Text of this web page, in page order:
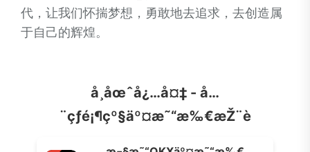
代，让我们怀揣梦想，勇敢地去追求，去创造属
于自己的辉煌。